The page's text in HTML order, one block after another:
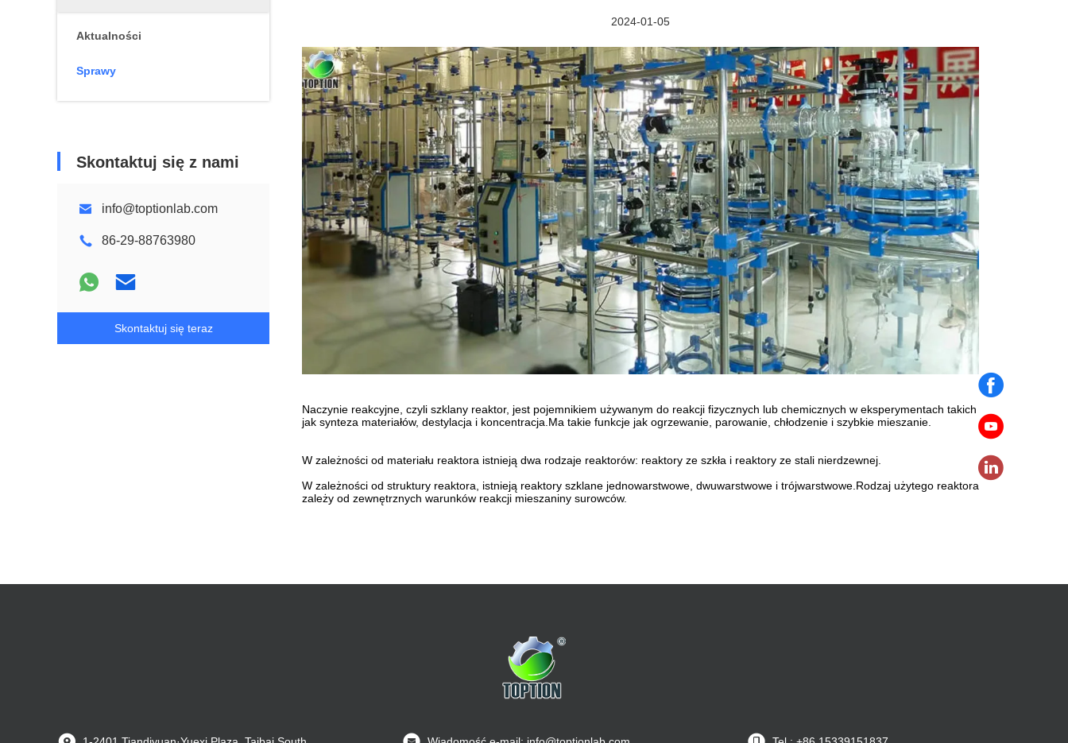
Aktualności
Sprawy
Skontaktuj się z nami
info@toptionlab.com
86-29-88763980
Skontaktuj się teraz
2024-01-05
Naczynie reakcyjne, czyli szklany reaktor, jest pojemnikiem używanym do reakcji fizycznych lub chemicznych w eksperymentach takich
jak synteza materiałów, destylacja i koncentracja.Ma takie funkcje jak ogrzewanie, parowanie, chłodzenie i szybkie mieszanie.
W zależności od materiału reaktora istnieją dwa rodzaje reaktorów: reaktory ze szkła i reaktory ze stali nierdzewnej.
W zależności od struktury reaktora, istnieją reaktory szklane jednowarstwowe, dwuwarstwowe i trójwarstwowe.Rodzaj użytego reaktora
zależy od zewnętrznych warunków reakcji mieszaniny surowców.